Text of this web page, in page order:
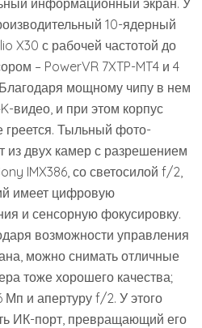
информационный экран. У
10-ядерный
X30 с рабочей частотой до
– PowerVR 7XTP-MT4 и 4
мощному чипу в нем
видео, и при этом корпус
греется. Тыльный фото-
из двух камер с разрешением
IMX386, со светосилой f/2,
имеет цифровую
и сенсорную фокусировку.
возможности управления
можно снимать отличные
тоже хорошего качества;
и апертуру f/2. У этого
ИК-порт, превращающий его